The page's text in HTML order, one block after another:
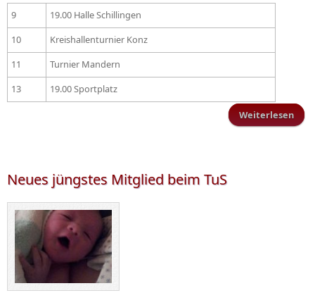
9
19.00 Halle Schillingen
10
Kreishallenturnier Konz
11
Turnier Mandern
13
19.00 Sportplatz
Weiterlesen
Neues jüngstes Mitglied beim TuS